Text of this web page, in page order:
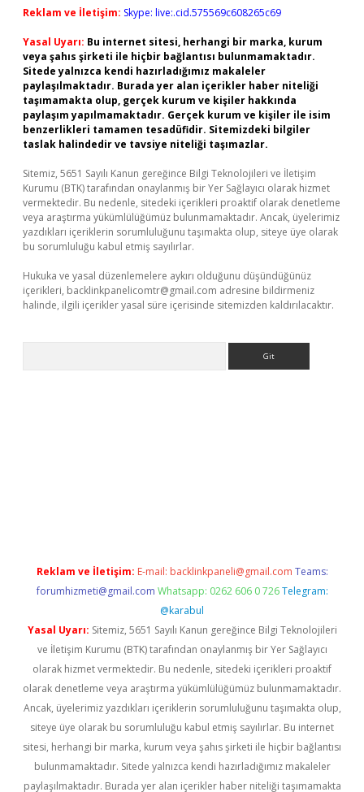
Reklam ve İletişim: Skype: live:.cid.575569c608265c69
Yasal Uyarı: Bu internet sitesi, herhangi bir marka, kurum
veya şahıs şirketi ile hiçbir bağlantısı bulunmamaktadır.
Sitede yalnızca kendi hazırladığımız makaleler
paylaşılmaktadır. Burada yer alan içerikler haber niteliği
taşımamakta olup, gerçek kurum ve kişiler hakkında
paylaşım yapılmamaktadır. Gerçek kurum ve kişiler ile isim
benzerlikleri tamamen tesadüfidir. Sitemizdeki bilgiler
taslak halindedir ve tavsiye niteliği taşımazlar.
Sitemiz, 5651 Sayılı Kanun gereğince Bilgi Teknolojileri ve İletişim
Kurumu (BTK) tarafından onaylanmış bir Yer Sağlayıcı olarak hizmet
vermektedir. Bu nedenle, sitedeki içerikleri proaktif olarak denetleme
veya araştırma yükümlülüğümüz bulunmamaktadır. Ancak, üyelerimiz
yazdıkları içeriklerin sorumluluğunu taşımakta olup, siteye üye olarak
bu sorumluluğu kabul etmiş sayılırlar.
Hukuka ve yasal düzenlemelere aykırı olduğunu düşündüğünüz
içerikleri, backlinkpanelicomtr@gmail.com adresine bildirmeniz
halinde, ilgili içerikler yasal süre içerisinde sitemizden kaldırılacaktır.
Reklam ve İletişim: E-mail: backlinkpaneli@gmail.com Teams:
forumhizmeti@gmail.com Whatsapp: 0262 606 0 726 Telegram:
@karabul
Yasal Uyarı: Sitemiz, 5651 Sayılı Kanun gereğince Bilgi Teknolojileri
ve İletişim Kurumu (BTK) tarafından onaylanmış bir Yer Sağlayıcı
olarak hizmet vermektedir. Bu nedenle, sitedeki içerikleri proaktif
olarak denetleme veya araştırma yükümlülüğümüz bulunmamaktadır.
Ancak, üyelerimiz yazdıkları içeriklerin sorumluluğunu taşımakta olup,
siteye üye olarak bu sorumluluğu kabul etmiş sayılırlar. Bu internet
sitesi, herhangi bir marka, kurum veya şahıs şirketi ile hiçbir bağlantısı
bulunmamaktadır. Sitede yalnızca kendi hazırladığımız makaleler
paylaşılmaktadır. Burada yer alan içerikler haber niteliği taşımamakta